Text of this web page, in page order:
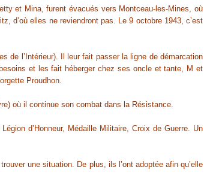
et Mina, furent évacués vers Montceau-les-Mines, où
d’où elles ne reviendront pas. Le 9 octobre 1943, c’est
de l’Intérieur). Il leur fait passer la ligne de démarcation
et les fait héberger chez ses oncle et tante, M et
Proudhon.
où il continue son combat dans la Résistance.
d’Honneur, Médaille Militaire, Croix de Guerre. Un
une situation. De plus, ils l’ont adoptée afin qu’elle